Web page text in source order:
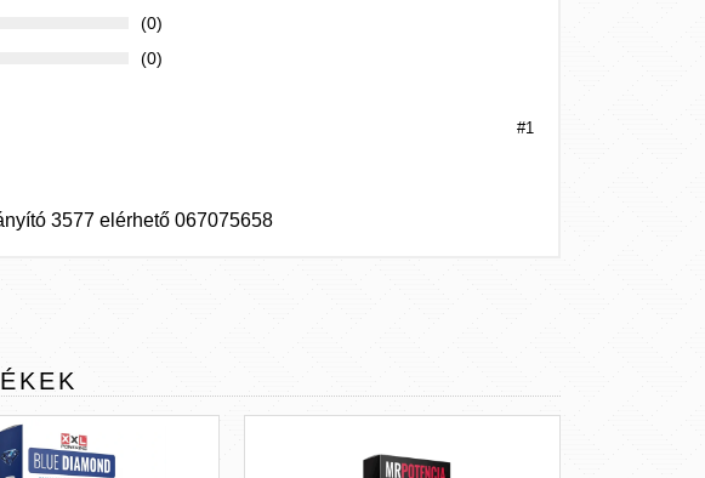
(0)
(0)
#1
3577 elérhető 067075658